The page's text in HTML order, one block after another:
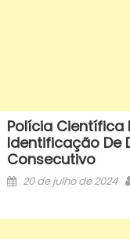
Polícia Científica
Identificação De
Consecutivo
Posted
20 de julho de 2024